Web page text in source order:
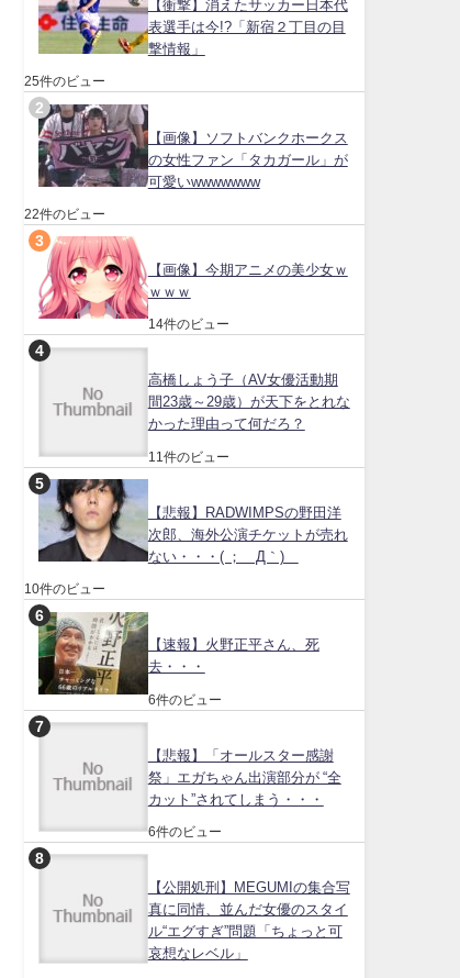
【衝撃】消えたサッカー日本代
表選手は今!?「新宿２丁目の目
撃情報」
25件のビュー
【画像】ソフトバンクホークス
の女性ファン「タカガール」が
可愛いwwwwwww
22件のビュー
【画像】今期アニメの美少女ｗ
ｗｗｗ
14件のビュー
高橋しょう子（AV女優活動期
間23歳～29歳）が天下をとれな
かった理由って何だろ？
11件のビュー
【悲報】RADWIMPSの野田洋
次郎、海外公演チケットが売れ
ない・・・( ；´Д｀)
10件のビュー
【速報】火野正平さん、死
去・・・
6件のビュー
【悲報】「オールスター感謝
祭」エガちゃん出演部分が “全
カット”されてしまう・・・
6件のビュー
【公開処刑】MEGUMIの集合写
真に同情、並んだ女優のスタイ
ル“エグすぎ”問題「ちょっと可
哀想なレベル」